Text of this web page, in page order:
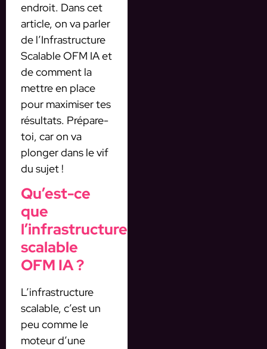
endroit. Dans cet
article, on va parler
de l’Infrastructure
Scalable OFM IA et
de comment la
mettre en place
pour maximiser tes
résultats. Prépare-
toi, car on va
plonger dans le vif
du sujet !
Qu’est-ce
que
l’infrastructure
scalable
OFM IA ?
L’infrastructure
scalable, c’est un
peu comme le
moteur d’une